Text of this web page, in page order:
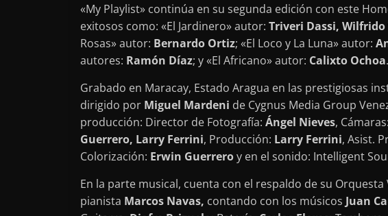
«My Playlist» continúa en su segunda edición con este
exitosos como: «El Jardinero» autor: Triveri Dassi, Wilfrido
Rosas» autor: Bernardo Ortiz; «El Loco y La Luna» autor:
autores: Ramón Díaz; y «El Africano» autor: Calixto Ochoa.
Grabado en Maracay, Estado Aragua en las prestigiosas
dirigido por Miguel Mardeni de Cygnus Media Group
producción: Director de Fotografía: Ángel Nieves, Cámaras:
Guerrero, Larry Ferrini, Producción: Larry Ferrini, Asist.
Colorización: Erwin Guerreroy en el sonido: Intelligent
En la parte musical, cuenta con el respaldo de su
pianista Marcos Navas, contando con los músicos Juan